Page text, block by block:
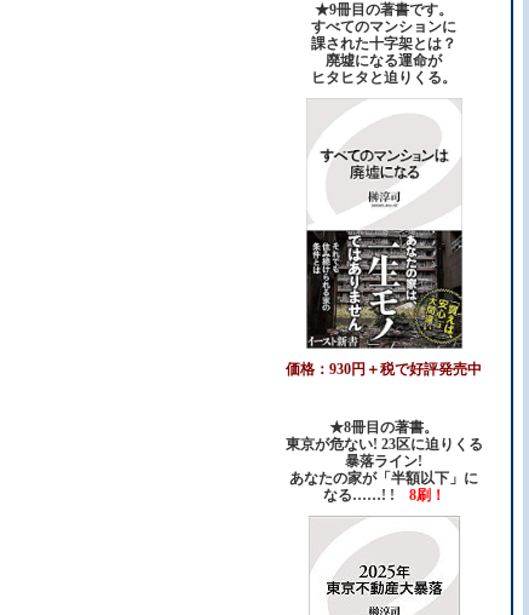
★9冊目の著書です。
すべてのマンションに
課された十字架とは？
廃墟になる運命が
ヒタヒタと迫りくる。
価格：930円＋税で好評発売中
★8冊目の著書。
東京が危ない! 23区に迫りくる
暴落ライン!
あなたの家が「半額以下」に
なる……! ! 8刷！